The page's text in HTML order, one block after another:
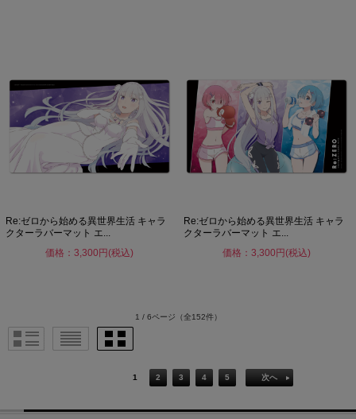
Re:ゼロから始める異世界生活 キャラ
クターラバーマット エ...
価格：3,300円(税込)
Re:ゼロから始める異世界生活 キャラ
クターラバーマット エ...
価格：3,300円(税込)
1 / 6ページ （全152件）
1 2 3 4 5 次へ